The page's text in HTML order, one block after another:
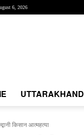
6, 2026
UTTARAKHAND
किसान आत्महत्या